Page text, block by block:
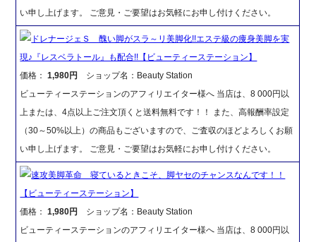
い申し上げます。 ご意見・ご要望はお気軽にお申し付けください。
ドレナージェＳ 醜い脚がスラ～リ美脚化!!エステ級の痩身美脚を実
現♪『レスベラトール』も配合!!【ビューティーステーション】
価格：1,980円
ショップ名：Beauty Station
ビューティーステーションのアフィリエイター様へ 当店は、8 000円以
上または、4点以上ご注文頂くと送料無料です！！ また、高報酬率設定
（30～50%以上）の商品もございますので、ご査収のほどよろしくお願
い申し上げます。 ご意見・ご要望はお気軽にお申し付けください。
速攻美脚革命 寝ているときこそ、脚ヤセのチャンスなんです！！
【ビューティーステーション】
価格：1,980円
ショップ名：Beauty Station
ビューティーステーションのアフィリエイター様へ 当店は、8 000円以